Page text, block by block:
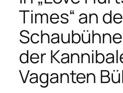
Times“ an
der
Vaganten